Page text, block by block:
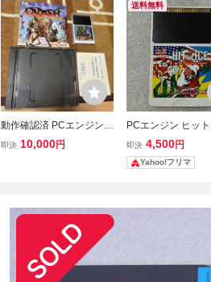
動作確認済 PCエンジン H
uCARD カダッシュ CAD
即決 10,000円
送料無料
PCエンジン ヒッ
ス Huカード PCE
のみ HuCARD
即決 4,500円
Yahoo!フリマ